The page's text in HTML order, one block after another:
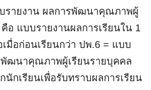
รายงาน ผลการพัฒนาคุณภาพผู้
อ แบบรายงานผลการเรียนใน 1
มื่อก่อนเรียนกว่า ปพ.6 = แบบ
พัฒนาคุณภาพผู้เรียนรายบุคคล
กเรียนเพื่อรับทราบผลการเรียน